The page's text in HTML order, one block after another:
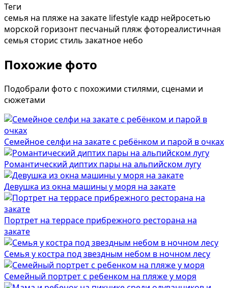
Теги
семья на пляже на закате lifestyle кадр нейросетью
морской горизонт песчаный пляжфотореалистичная
семья сторис стиль закатное небо
Похожие фото
Подобрали фото с похожими стилями, сценами и
сюжетами
Семейное селфи на закате с ребёнком и парой в очках
Романтический диптих пары на альпийском лугу
Девушка из окна машины у моря на закате
Портрет на террасе прибрежного ресторана на
закате
Семья у костра под звездным небом в ночном лесу
Семейный портрет с ребенком на пляже у моря